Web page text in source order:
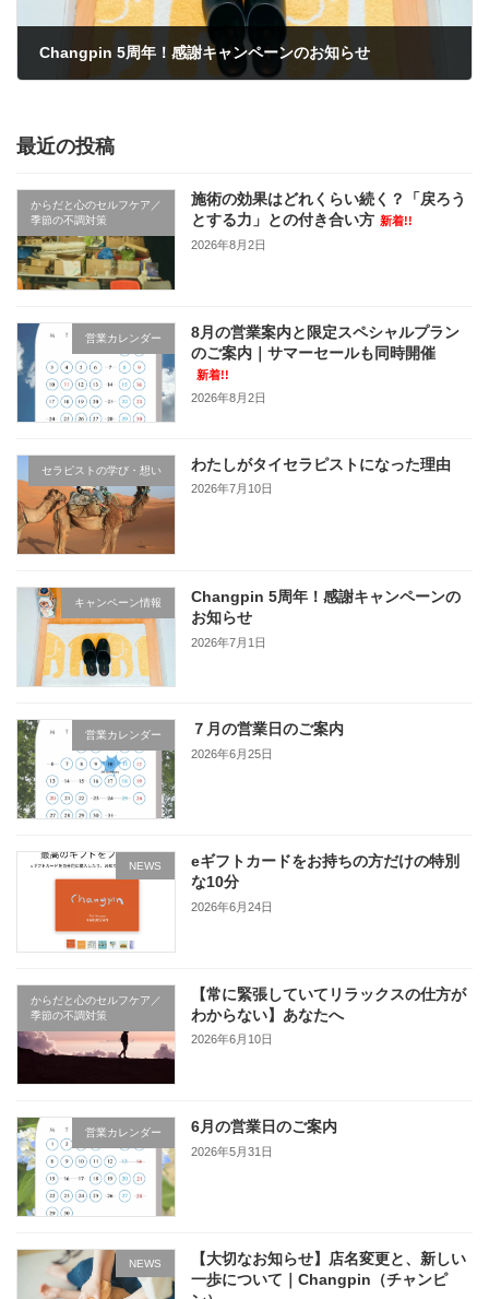
Changpin 5周年！感謝キャンペーンのお知らせ
最近の投稿
からだと心のセルフケア／
季節の不調対策
施術の効果はどれくらい続く？「戻ろう
とする力」との付き合い方 新着!!
2026年8月2日
営業カレンダー
8月の営業案内と限定スペシャルプラン
のご案内｜サマーセールも同時開催
新着!!
2026年8月2日
セラピストの学び・想い わたしがタイセラピストになった理由
2026年7月10日
キャンペーン情報
Changpin 5周年！感謝キャンペーンの
お知らせ
2026年7月1日
営業カレンダー ７月の営業日のご案内
2026年6月25日
NEWS
eギフトカードをお持ちの方だけの特別
な10分
2026年6月24日
からだと心のセルフケア／
季節の不調対策
【常に緊張していてリラックスの仕方が
わからない】あなたへ
2026年6月10日
営業カレンダー 6月の営業日のご案内
2026年5月31日
NEWS
【大切なお知らせ】店名変更と、新しい
一歩について｜Changpin（チャンピ